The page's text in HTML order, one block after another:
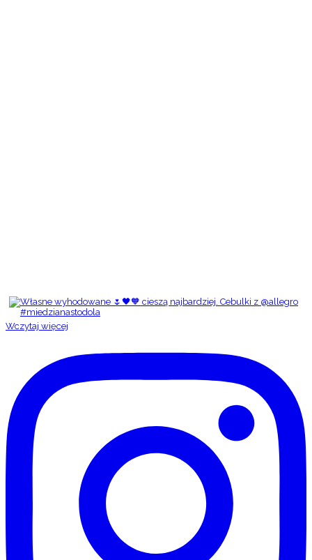
Wczytaj więcej